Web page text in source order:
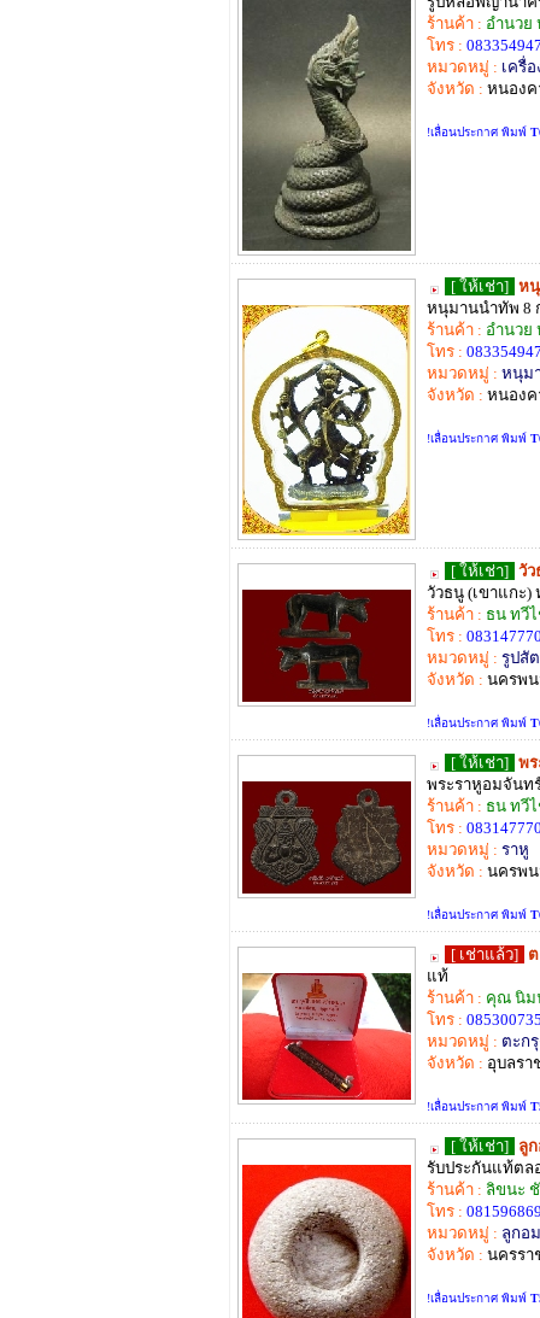
ร้านค้า : อำนวย
โทร :
หมวดหมู่ : เครื่
จังหวัด : หนองค
!เลื่อนประกาศ พิมพ์
[ ให้เช่า] หนุ
หนุมานนำทัพ 8
ร้านค้า : อำนวย
โทร :
หมวดหมู่ : หนุม
จังหวัด : หนองค
!เลื่อนประกาศ พิมพ์
[ ให้เช่า] วัว
วัวธนู (เขาแกะ
ร้านค้า : ธน ทวี
โทร :
หมวดหมู่ : รูปสั
จังหวัด : นครพ
!เลื่อนประกาศ พิมพ์
[ ให้เช่า] พ
พระราหูอมจันท
ร้านค้า : ธน ทวี
โทร :
หมวดหมู่ : ราหู
จังหวัด : นครพ
!เลื่อนประกาศ พิมพ์
[ เช่าแล้ว]
แท้
ร้านค้า : คุณ นิม
โทร :
หมวดหมู่ : ตะก
จังหวัด : อุบลรา
!เลื่อนประกาศ พิมพ์
[ ให้เช่า] ลู
รับประกันแท้ตล
ร้านค้า : ลิขนะ
โทร :
หมวดหมู่ : ลูกอ
จังหวัด : นครรา
!เลื่อนประกาศ พิมพ์